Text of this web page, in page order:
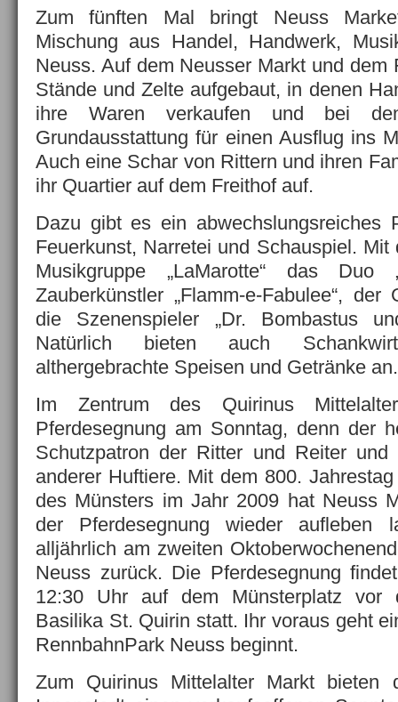
Zum fünften Mal bringt Neuss
Mischung aus Handel, Handwerk,
Neuss. Auf dem Neusser Markt und dem
Stände und Zelte aufgebaut, in denen
ihre Waren verkaufen und bei
Grundausstattung für einen Ausflug ins
Auch eine Schar von Rittern und ihren
ihr Quartier auf dem Freithof auf.
Dazu gibt es ein abwechslungsreiches
Feuerkunst, Narretei und Schauspiel.
Musikgruppe „LaMarotte“ das Duo
Zauberkünstler „Flamm-e-Fabulee“, der
die Szenenspieler „Dr. Bombastus
Natürlich bieten auch
althergebrachte Speisen und Getränke an.
Im Zentrum des Quirinus
Pferdesegnung am Sonntag, denn der
Schutzpatron der Ritter und Reiter
anderer Huftiere. Mit dem 800.
des Münsters im Jahr 2009 hat Neuss
der Pferdesegnung wieder aufleben
alljährlich am zweiten
Neuss zurück. Die Pferdesegnung
12:30 Uhr auf dem Münsterplatz vor
Basilika St. Quirin statt. Ihr voraus geht
RennbahnPark Neuss beginnt.
Zum Quirinus Mittelalter Markt bieten